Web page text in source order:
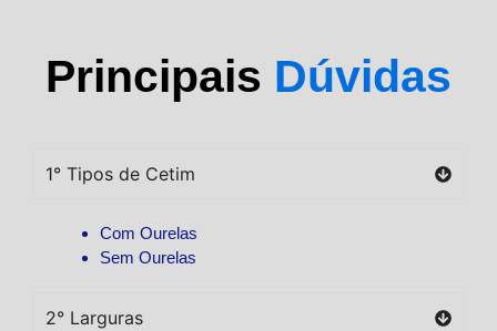
Principais Dúvidas
1° Tipos de Cetim
Com Ourelas
Sem Ourelas
2° Larguras